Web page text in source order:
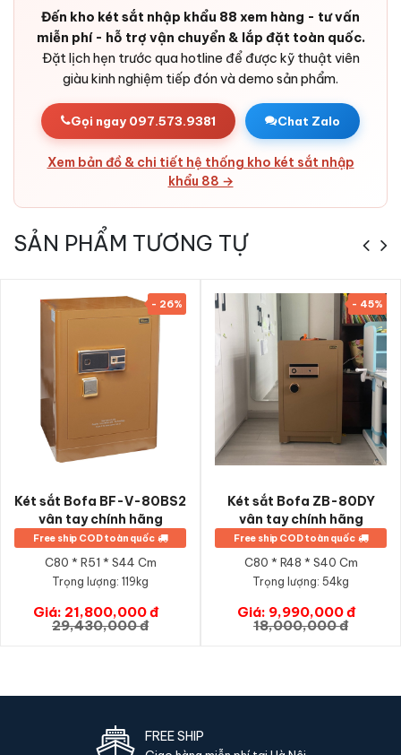
Mật mã 4-6 ký tự số, 2 nhóm độc lập
Bảo hành 24 tháng (kích hoạt online sau mua)
Tính năng Két sắt Aifeibao XDLB-80 vân
tay chính hãng
Lý do nên chọn két sắt nhập khẩu Aifeibao
Quản lý qua app Tuya Smart: mở từ xa, theo dõi lịch sử mở
Báo động chống dò mã & chống rung lắc cố ý
Còi báo tại chỗ và push notification về app khi có dấu hiệu
bất thường
Tự khóa sau 3 lần sai mã - chống brute force
Cảnh báo pin yếu sớm 1-2 tháng, không lo kẹt két
Hệ thống chốt inox đa hướng siêu cứng chống cạy phá
tay chính hãng
Cam kết của KetSatNhapKhau88.com
Đến kho két sắt nhập khẩu 88 xem hàng - tư vấn
miễn phí - hỗ trợ vận chuyển & lắp đặt toàn quốc.
Đặt lịch hẹn trước qua hotline để được kỹ thuật viên
giàu kinh nghiệm tiếp đón và demo sản phẩm.
Gọi ngay 097.573.9381 Chat Zalo
Xem bản đồ & chi tiết hệ thống kho két sắt nhập
khẩu 88 →
SẢN PHẨM TƯƠNG TỰ
- 26%
Két sắt Bofa BF-V-80BS2
vân tay chính hãng
Free ship COD toàn quốc
C80 * R51 * S44 Cm
Trọng lượng: 119kg
Giá: 21,800,000 đ
29,430,000 đ
GIỎ HÀNG
- 45%
Két sắt Bofa ZB-80DY
vân tay chính hãng
Free ship COD toàn quốc
C80 * R48 * S40 Cm
Trọng lượng: 54kg
Giá: 9,990,000 đ
18,000,000 đ
GIỎ HÀNG
FREE SHIP